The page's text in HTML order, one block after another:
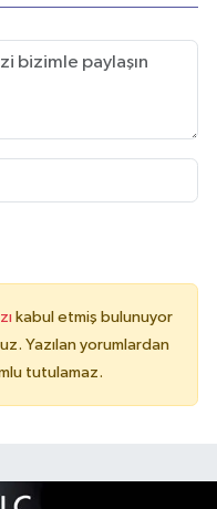
kabul etmiş bulunuyor
Yazılan yorumlardan
tutulamaz.